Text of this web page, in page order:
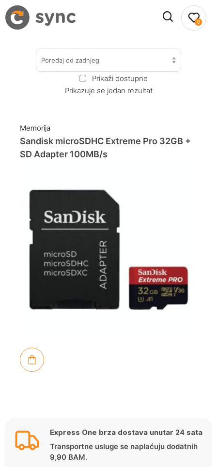
0
Poredaj od zadnjeg
Prikaži dostupne
Prikazuje se jedan rezultat
Memorija
Sandisk microSDHC Extreme Pro 32GB +
SD Adapter 100MB/s
Express One brza dostava unutar 24 sata
Transportne usluge se naplaćuju dodatnih
9,90 BAM.